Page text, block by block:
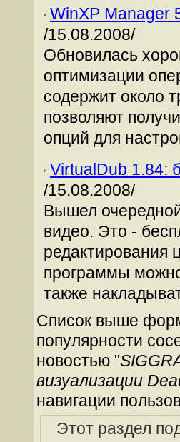
WinXP Manager
/15.08.2008/
Обновилась
оптимизации
содержит около
позволяют
опций для
VirtualDub 1.84:
/15.08.2008/
Вышел
видео. Это -
редактирования
программы
также
Список выше
популярности
новостью "
визуализации
навигации
Этот раздел